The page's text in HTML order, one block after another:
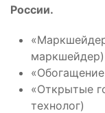
России.
маркшейдер)
«Открытые
технолог)